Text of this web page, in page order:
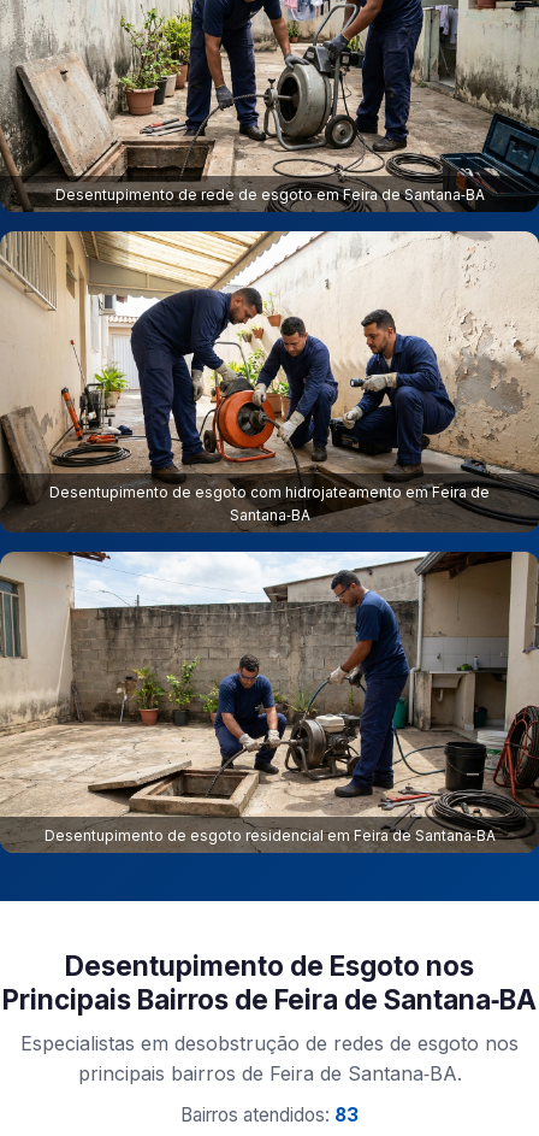
Desentupimento de rede de esgoto em Feira de Santana‑BA
Desentupimento de esgoto com hidrojateamento em Feira de
Santana‑BA
Desentupimento de esgoto residencial em Feira de Santana‑BA
Desentupimento de Esgoto nos
Principais Bairros de Feira de Santana‑BA
Especialistas em desobstrução de redes de esgoto nos
principais bairros de Feira de Santana‑BA.
Bairros atendidos: 83